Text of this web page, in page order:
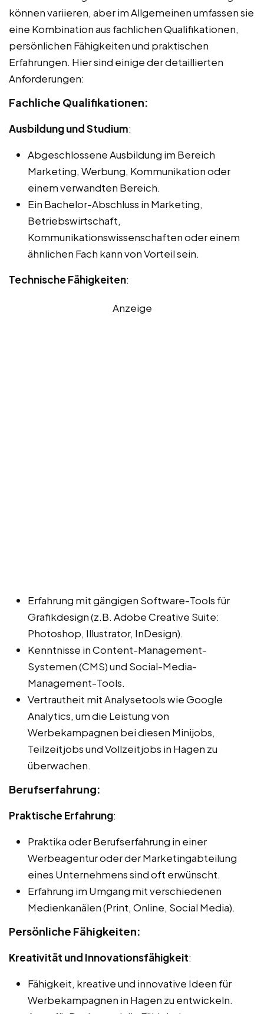
können variieren, aber im Allgemeinen umfassen sie
eine Kombination aus fachlichen Qualifikationen,
persönlichen Fähigkeiten und praktischen
Erfahrungen. Hier sind einige der detaillierten
Anforderungen:
Fachliche Qualifikationen:
Ausbildung und Studium:
Abgeschlossene Ausbildung im Bereich
Marketing, Werbung, Kommunikation oder
einem verwandten Bereich.
Ein Bachelor-Abschluss in Marketing,
Betriebswirtschaft,
Kommunikationswissenschaften oder einem
ähnlichen Fach kann von Vorteil sein.
Technische Fähigkeiten:
Anzeige
Erfahrung mit gängigen Software-Tools für
Grafikdesign (z.B. Adobe Creative Suite:
Photoshop, Illustrator, InDesign).
Kenntnisse in Content-Management-
Systemen (CMS) und Social-Media-
Management-Tools.
Vertrautheit mit Analysetools wie Google
Analytics, um die Leistung von
Werbekampagnen bei diesen Minijobs,
Teilzeitjobs und Vollzeitjobs in Hagen zu
überwachen.
Berufserfahrung:
Praktische Erfahrung:
Praktika oder Berufserfahrung in einer
Werbeagentur oder der Marketingabteilung
eines Unternehmens sind oft erwünscht.
Erfahrung im Umgang mit verschiedenen
Medienkanälen (Print, Online, Social Media).
Persönliche Fähigkeiten:
Kreativität und Innovationsfähigkeit:
Fähigkeit, kreative und innovative Ideen für
Werbekampagnen in Hagen zu entwickeln.